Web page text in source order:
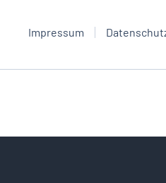
Impressum